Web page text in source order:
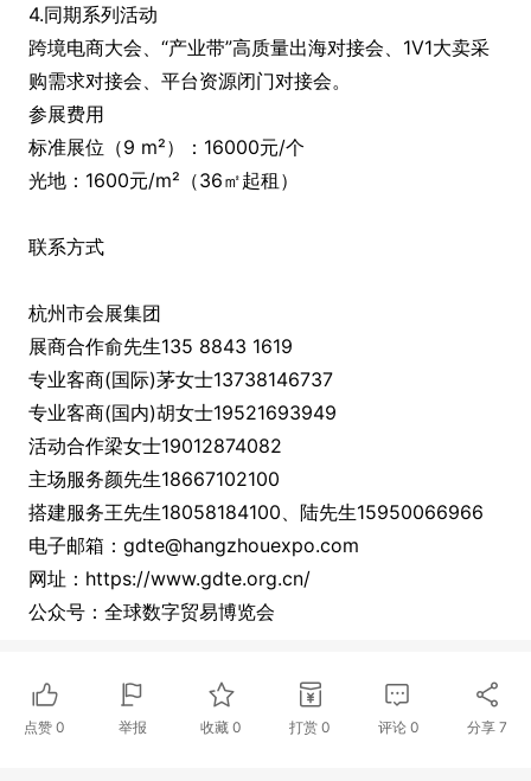
4.同期系列活动
跨境电商大会、“产业带”高质量出海对接会、1V1大卖采
购需求对接会、平台资源闭门对接会。
参展费用
标准展位（9 m²）：16000元/个
光地：1600元/m²（36㎡起租）
联系方式
杭州市会展集团
展商合作俞先生135 8843 1619
专业客商(国际)茅女士13738146737
专业客商(国内)胡女士19521693949
活动合作梁女士19012874082
主场服务颜先生18667102100
搭建服务王先生18058184100、陆先生15950066966
电子邮箱：gdte@hangzhouexpo.com
网址：https://www.gdte.org.cn/
公众号：全球数字贸易博览会
点赞 0 举报 收藏0 打赏 0 评论 0 分享 7